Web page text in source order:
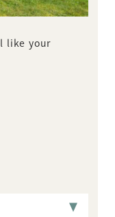
like your